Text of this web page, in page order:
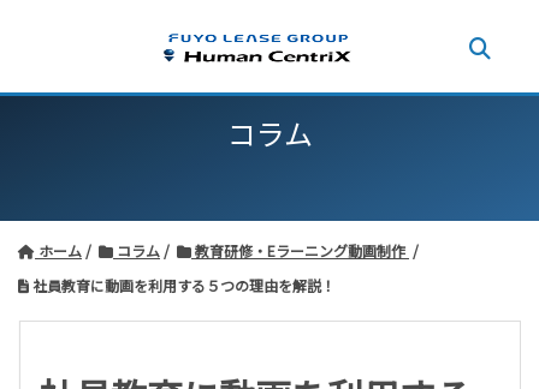
コラム
ホーム コラム
教育研修・Eラーニング動画制作
社員教育に動画を利用する５つの理由を解説！